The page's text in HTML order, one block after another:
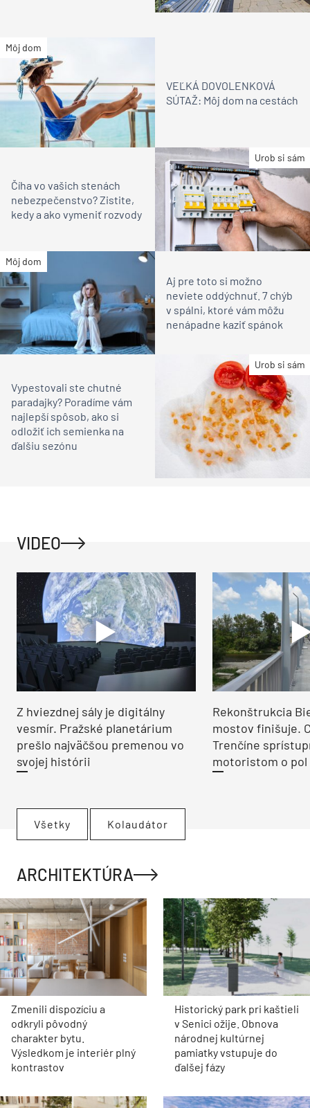
Môj dom
VEĽKÁ DOVOLENKOVÁ
SÚTAŽ: Môj dom na cestách
Urob si sám
Číha vo vašich stenách
nebezpečenstvo? Zistite,
kedy a ako vymeniť rozvody
Môj dom
Aj pre toto si možno
neviete oddýchnuť. 7 chýb
v spálni, ktoré vám môžu
nenápadne kaziť spánok
Urob si sám
Vypestovali ste chutné
paradajky? Poradíme vám
najlepší spôsob, ako si
odložiť ich semienka na
ďalšiu sezónu
VIDEO
Z hviezdnej sály je digitálny
vesmír. Pražské planetárium
prešlo najväčšou premenou vo
svojej histórii
Rekonštrukcia
mostov finišuje.
Trenčíne
motoristom o pol
Všetky Kolaudátor
ARCHITEKTÚRA
Zmenili dispozíciu a
odkryli pôvodný
charakter bytu.
Výsledkom je interiér plný
kontrastov
Historický park pri kaštieli
v Senici ožije. Obnova
národnej kultúrnej
pamiatky vstupuje do
ďalšej fázy